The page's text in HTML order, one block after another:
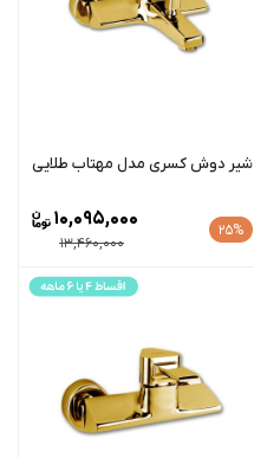
شیر دوش کسری مدل مهتاب طلایی
25%
13,460,000
10,095,000